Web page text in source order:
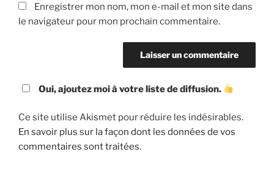
Enregistrer mon nom, mon e-mail et mon site dans
le navigateur pour mon prochain commentaire.
Oui, ajoutez moi à votre liste de diffusion.
Ce site utilise Akismet pour réduire les indésirables.
En savoir plus sur la façon dont les données de vos
commentaires sont traitées.